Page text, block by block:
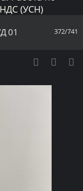
(УСН)
372/741
01